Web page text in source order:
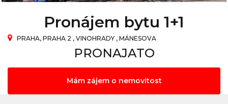
Pronájem bytu 1+1
PRAHA, PRAHA 2 , VINOHRADY , MÁNESOVA
PRONAJATO
Mám zájem o nemovitost